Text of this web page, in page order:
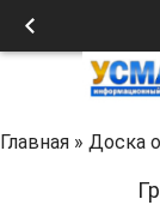
Главная » Доска